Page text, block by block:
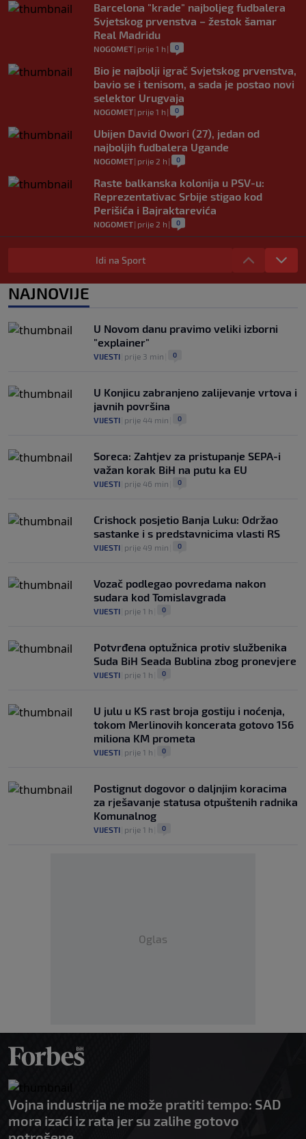
Barcelona "krade" najboljeg fudbalera
Svjetskog prvenstva – žestok šamar
Real Madridu
NOGOMET| prije 1 h | 0
Bio je najbolji igrač Svjetskog prvenstva,
bavio se i tenisom, a sada je postao novi
selektor Urugvaja
NOGOMET| prije 1 h | 0
Ubijen David Owori (27), jedan od
najboljih fudbalera Ugande
NOGOMET| prije 2 h | 0
Raste balkanska kolonija u PSV-u:
Reprezentativac Srbije stigao kod
Perišića i Bajraktarevića
NOGOMET| prije 2 h | 0
Real Madrid je oborio rekord!
Talentovani ofanzivac za 135 miliona
eura stigao na Santiago Bernabeu
0
ovogodišnjeg Mundijala obilježavati kao
nacionalni praznik
NOGOMET
Idi na Sport
NAJNOVIJE
U Novom danu pravimo veliki izborni
"explainer"
VIJESTI prije 3 min 0
U Konjicu zabranjeno zalijevanje vrtova i
javnih površina
VIJESTI prije 44 min 0
Soreca: Zahtjev za pristupanje SEPA-i
važan korak BiH na putu ka EU
VIJESTI prije 46 min 0
Crishock posjetio Banja Luku: Održao
sastanke i s predstavnicima vlasti RS
VIJESTI prije 49 min 0
Vozač podlegao povredama nakon
sudara kod Tomislavgrada
VIJESTI prije 1 h 0
Potvrđena optužnica protiv službenika
Suda BiH Seada Bublina zbog pronevjere
VIJESTI prije 1 h 0
U julu u KS rast broja gostiju i noćenja,
tokom Merlinovih koncerata gotovo 156
miliona KM prometa
VIJESTI prije 1 h 0
Postignut dogovor o daljnjim koracima
za rješavanje statusa otpuštenih radnika
Komunalnog
VIJESTI prije 1 h 0
Oglas
Vojna industrija ne može pratiti tempo: SAD
mora izaći iz rata jer su zalihe gotovo